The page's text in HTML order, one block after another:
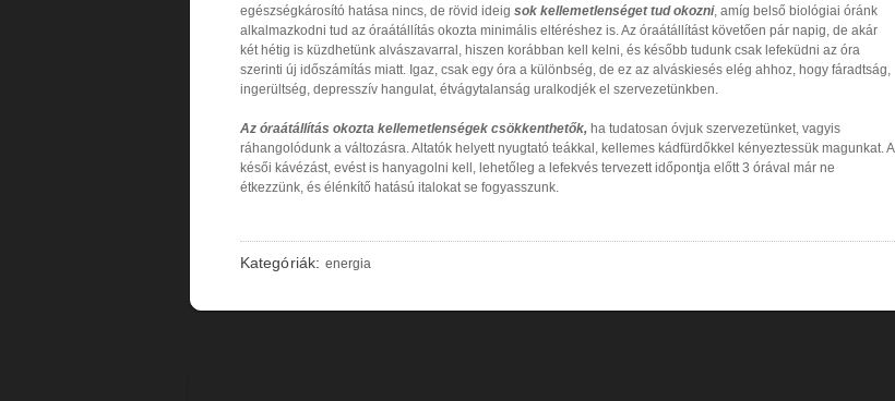
egészségkárosító hatása nincs, de rövid ideig sok kellemetlenséget tud okozni, amíg belső biológiai óránk
alkalmazkodni tud az óraátállítás okozta minimális eltéréshez is. Az óraátállítást követően pár napig, de akár
két hétig is küzdhetünk alvászavarral, hiszen korábban kell kelni, és később tudunk csak lefeküdni az óra
szerinti új időszámítás miatt. Igaz, csak egy óra a különbség, de ez az alváskiesés elég ahhoz, hogy fáradtság,
ingerültség, depresszív hangulat, étvágytalanság uralkodjék el szervezetünkben.
Az óraátállítás okozta kellemetlenségek csökkenthetők, ha tudatosan óvjuk szervezetünket, vagyis
ráhangolódunk a változásra. Altatók helyett nyugtató teákkal, kellemes kádfürdőkkel kényeztessük magunkat. A
késői kávézást, evést is hanyagolni kell, lehetőleg a lefekvés tervezett időpontja előtt 3 órával már ne
étkezzünk, és élénkítő hatású italokat se fogyasszunk.
Kategóriák: energia